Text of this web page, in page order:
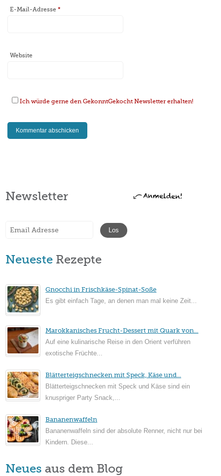
E-Mail-Adresse*
Website
Ich würde gerne den GekonntGekocht Newsletter erhalten!
Newsletter
Neueste Rezepte
Gnocchi in Frischkäse-Spinat-Soße
Es gibt einfach Tage, an denen man mal keine Zeit...
Marokkanisches Frucht-Dessert mit Quark von...
Auf eine kulinarische Reise in den Orient verführen
exotische Früchte...
Blätterteigschnecken mit Speck, Käse und...
Blätterteigschnecken mit Speck und Käse sind ein
knuspriger Party Snack,...
Bananenwaffeln
Bananenwaffeln sind der absolute Renner, nicht nur bei
Kindern. Diese...
Neues aus dem Blog